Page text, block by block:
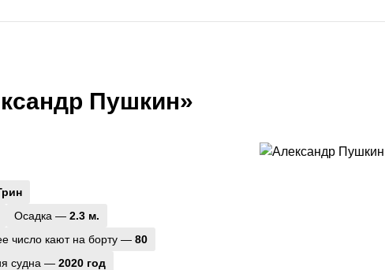
Пушкин»
Осадка — 2.3 м.
число кают на борту — 80
судна — 2020 год